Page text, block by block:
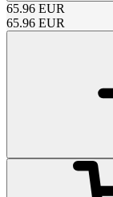
65.96 EUR
65.96 EUR